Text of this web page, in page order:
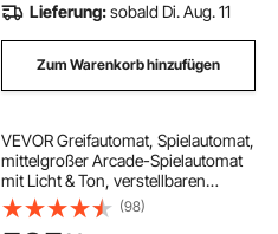
Lieferung:sobald Di. Aug. 11
Zum Warenkorb hinzufügen
VEVOR Greifautomat, Spielautomat,
mittelgroßer Arcade-Spielautomat
mit Licht & Ton, verstellbaren
Stahlkrallen, Gewinnautomat,
Greifer, Verkaufsspielzeug, für
(98)